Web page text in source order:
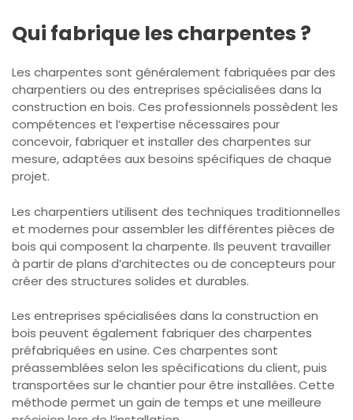
Qui fabrique les charpentes ?
Les charpentes sont généralement fabriquées par des
charpentiers ou des entreprises spécialisées dans la
construction en bois. Ces professionnels possèdent les
compétences et l’expertise nécessaires pour
concevoir, fabriquer et installer des charpentes sur
mesure, adaptées aux besoins spécifiques de chaque
projet.
Les charpentiers utilisent des techniques traditionnelles
et modernes pour assembler les différentes pièces de
bois qui composent la charpente. Ils peuvent travailler
à partir de plans d’architectes ou de concepteurs pour
créer des structures solides et durables.
Les entreprises spécialisées dans la construction en
bois peuvent également fabriquer des charpentes
préfabriquées en usine. Ces charpentes sont
préassemblées selon les spécifications du client, puis
transportées sur le chantier pour être installées. Cette
méthode permet un gain de temps et une meilleure